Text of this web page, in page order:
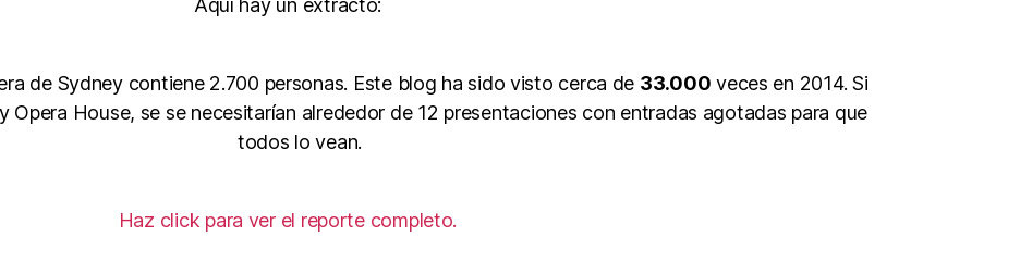
Aquí hay un extracto:
de Sydney contiene 2.700 personas. Este blog ha sido visto cerca de 33.000 veces en 2014. Si
Opera House, se se necesitarían alrededor de 12 presentaciones con entradas agotadas para que
todos lo vean.
Haz click para ver el reporte completo.